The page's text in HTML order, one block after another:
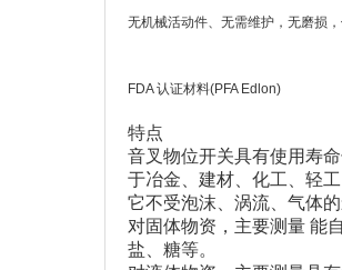
无机械活动件、无需维护，无磨损
FDA 认证材料(PFA Edlon)
特点
音叉物位开关具有使用寿
于冶金、建材、化工、轻
它不受泡沫、涡流、气体
对固体物资，主要测量 能
盐、糖等。